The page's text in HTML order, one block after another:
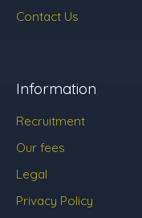
Contact Us
Information
Recruitment
Our fees
Legal
Privacy Policy